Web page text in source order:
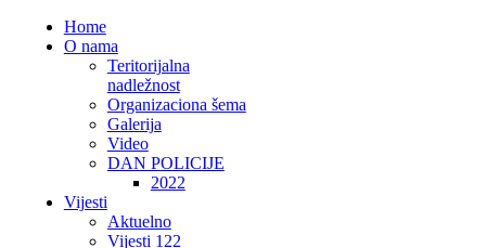
Home
O nama
Teritorijalna
nadležnost
Organizaciona šema
Galerija
Video
DAN POLICIJE
2022
Vijesti
Aktuelno
Vijesti 122